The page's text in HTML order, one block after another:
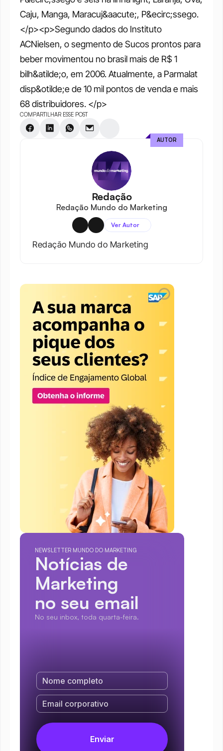
Caju, Manga, Maracuj&aacute;, P&ecirc;ssego.
</p><p>Segundo dados do Instituto
ACNielsen, o segmento de Sucos prontos para
beber movimentou no brasil mais de R$ 1
bilh&atilde;o, em 2006. Atualmente, a Parmalat
disp&otilde;e de 10 mil pontos de venda e mais
68 distribuidores. </p>
COMPARTILHAR ESSE POST
Redação
Redação Mundo do Marketing
Ver Autor
Redação Mundo do Marketing
AUTOR
NEWSLETTER MUNDO DO MARKETING
Notícias de
Marketing
no seu email
No seu inbox, toda quarta-feira.